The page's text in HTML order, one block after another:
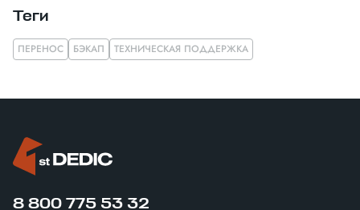
Теги
ПЕРЕНОС БЭКАП ТЕХНИЧЕСКАЯ ПОДДЕРЖКА
8 800 775 53 32